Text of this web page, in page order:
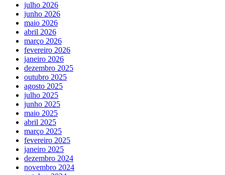
julho 2026
junho 2026
maio 2026
abril 2026
março 2026
fevereiro 2026
janeiro 2026
dezembro 2025
outubro 2025
agosto 2025
julho 2025
junho 2025
maio 2025
abril 2025
março 2025
fevereiro 2025
janeiro 2025
dezembro 2024
novembro 2024